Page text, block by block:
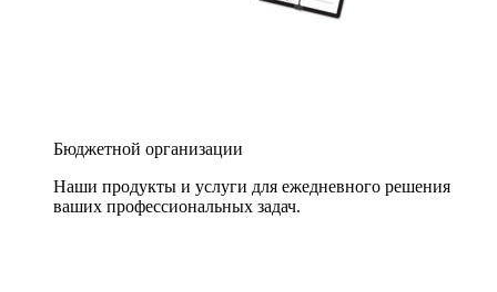
Бюджетной организации
Наши продукты и услуги для ежедневного решения
ваших профессиональных задач.